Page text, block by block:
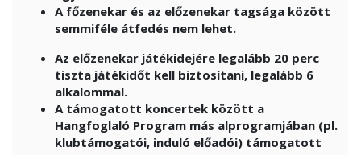
A főzenekar és az előzenekar tagsága között
semmiféle átfedés nem lehet.
Az előzenekar játékidejére legalább 20 perc
tiszta játékidőt kell biztosítani, legalább 6
alkalommal.
A támogatott koncertek között a
Hangfoglaló Program más alprogramjában (pl.
klubtámogatói, induló előadói) támogatott